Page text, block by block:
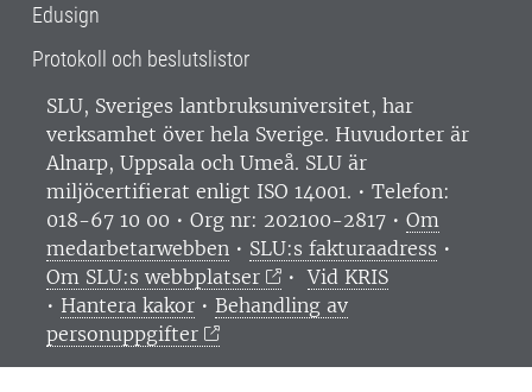
Edusign
Protokoll och beslutslistor
SLU, Sveriges lantbruksuniversitet, har
verksamhet över hela Sverige. Huvudorter är
Alnarp, Uppsala och Umeå. SLU är
miljöcertifierat enligt ISO 14001. • Telefon:
018-67 10 00 • Org nr: 202100-2817 • Om
medarbetarwebben • SLU:s fakturaadress •
Om SLU:s webbplatser
•Vid KRIS
• Hantera kakor • Behandling av
personuppgifter